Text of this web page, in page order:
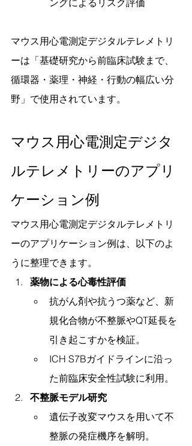
ングによるリスク評価
マウス用心電測定デジタルテレメトリ
ーは「基礎研究から前臨床試験まで、
循環器・薬理・神経・行動の幅広い分
野」で使用されています。
マウス用心電測定デジタ
ルテレメトリーのアプリ
ケーション例
マウス用心電測定デジタルテレメトリ
ーのアプリケーション例は、以下のよ
うに整理できます。
薬物による心毒性評価
抗がん剤や抗うつ薬など、新
規化合物が不整脈やQT延長を
引き起こすかを検証。
ICH S7Bガイドラインに沿っ
た前臨床安全性試験に利用。
不整脈モデル研究
遺伝子改変マウスを用いて不
整脈の発症機序を解明。